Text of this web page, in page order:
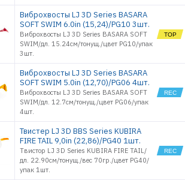
Виброхвосты LJ 3D Series BASARA
SOFT SWIM 6.0in (15,24)/PG10 3шт.
Виброхвосты LJ 3D Series BASARA SOFT
SWIM/дл. 15.24см/тонущ./цвет PG10/упак
3шт.
Виброхвосты LJ 3D Series BASARA
SOFT SWIM 5.0in (12,70)/PG06 4шт.
Виброхвосты LJ 3D Series BASARA SOFT
SWIM/дл. 12.7см/тонущ./цвет PG06/упак
4шт.
Твистер LJ 3D BBS Series KUBIRA
FIRE TAIL 9,0in (22,86)/PG40 1шт.
Твистор LJ 3D Series KUBIRA FIRE TAIL/
дл. 22.90см/тонущ./вес 70гр./цвет PG40/
упак 1шт.